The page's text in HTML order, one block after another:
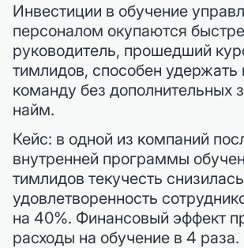
Инвестиции в обучение
персоналом окупаются
руководитель, прошедший
тимлидов, способен удержать
команду без дополнительных
найм.
Кейс: в одной из компаний
внутренней программы
тимлидов текучесть
удовлетворенность
на 40%. Финансовый эффект
расходы на обучение в 4 раза.